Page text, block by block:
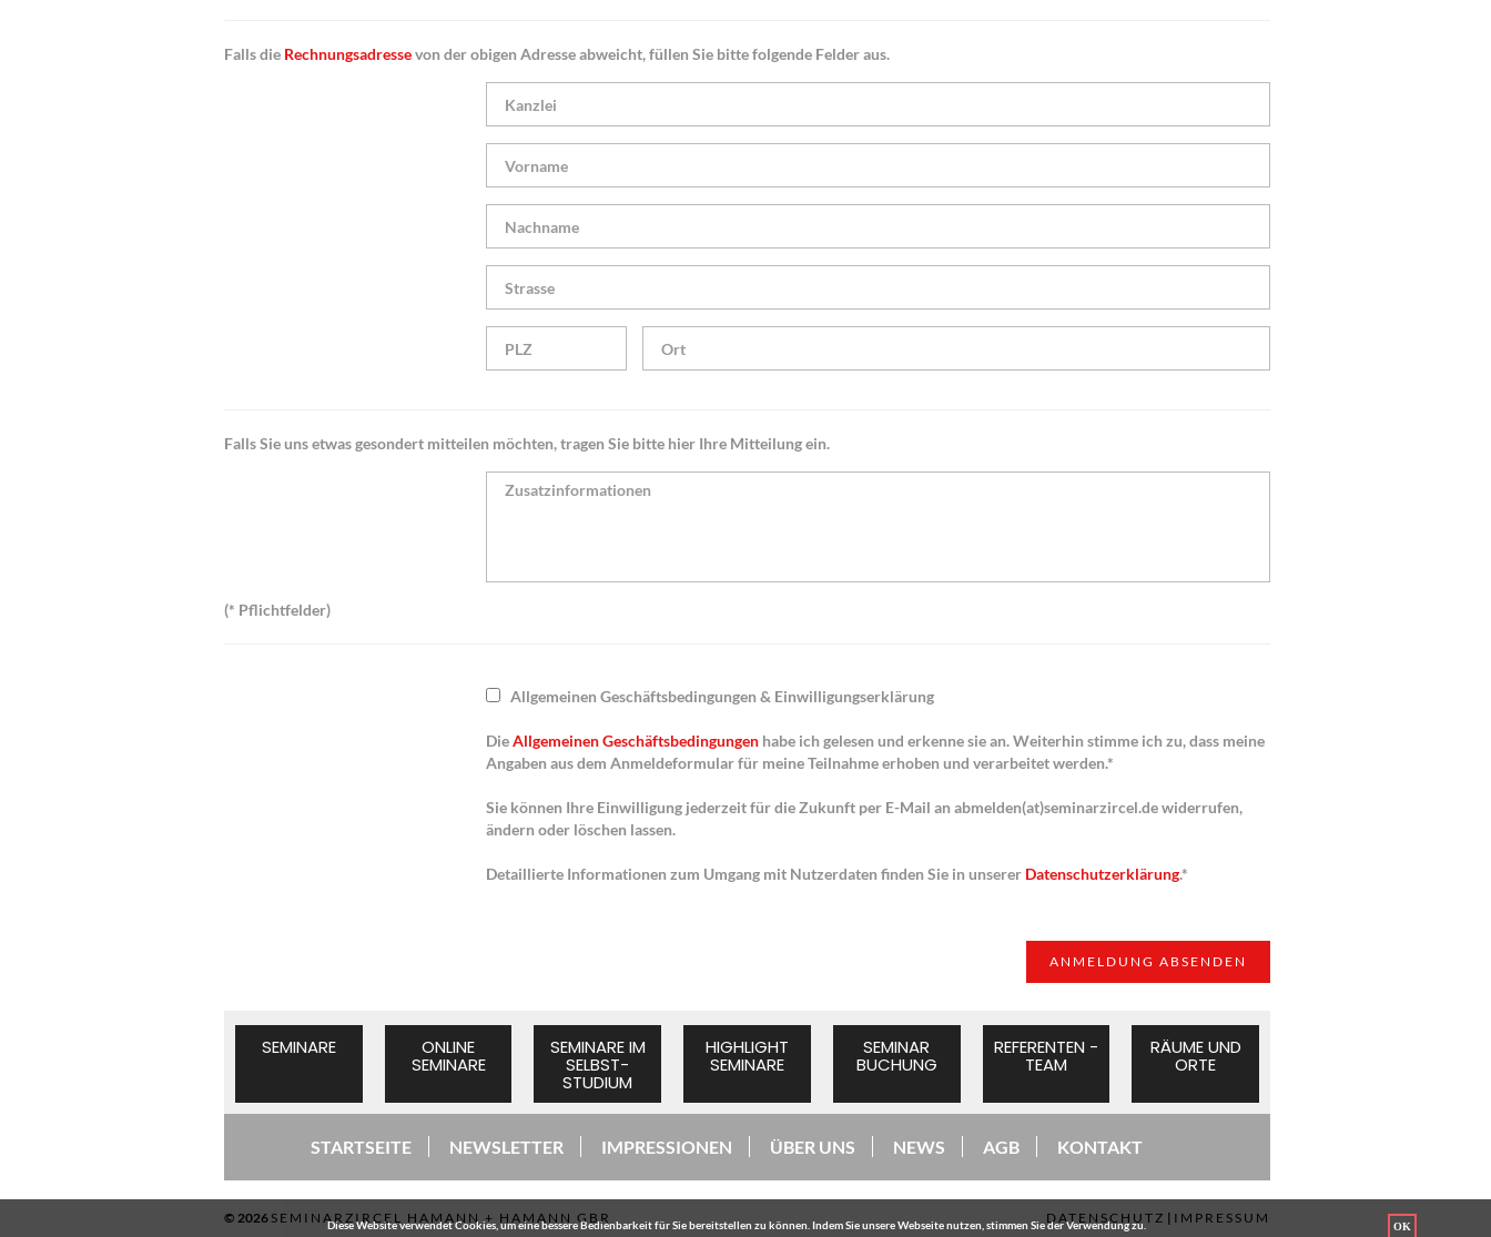
Falls die Rechnungsadressevon der obigen Adresse abweicht, füllen Sie bitte folgende Felder aus.
Falls Sie uns etwas gesondert mitteilen möchten, tragen Sie bitte hier Ihre Mitteilung ein.
(* Pflichtfelder)
Allgemeinen Geschäftsbedingungen & Einwilligungserklärung
DieAllgemeinen Geschäftsbedingungenhabe ich gelesen und erkenne sie an. Weiterhin stimme ich zu, dass meine
Angaben aus dem Anmeldeformular für meine Teilnahme erhoben und verarbeitet werden.*
Sie können Ihre Einwilligung jederzeit für die Zukunft per E-Mail an abmelden(at)seminarzircel.de widerrufen,
ändern oder löschen lassen.
Detaillierte Informationen zum Umgang mit Nutzerdaten finden Sie in unserer Datenschutzerklärung.*
SEMINARE ONLINE
SEMINARE
SEMINARE IM
SELBST-
STUDIUM
HIGHLIGHT
SEMINARE
SEMINAR
BUCHUNG
REFERENTEN -
TEAM
RÄUME UND
ORTE
STARTSEITE NEWSLETTER IMPRESSIONEN ÜBER UNS NEWS AGB KONTAKT
© 2026 SEMINARZIRCEL HAMANN + HAMANN GBR DATENSCHUTZ | IMPRESSUM
OK
Diese Website verwendet Cookies, um eine bessere Bedienbarkeit für Sie bereitstellen zu können. Indem Sie unsere Webseite nutzen, stimmen Sie der Verwendung zu.